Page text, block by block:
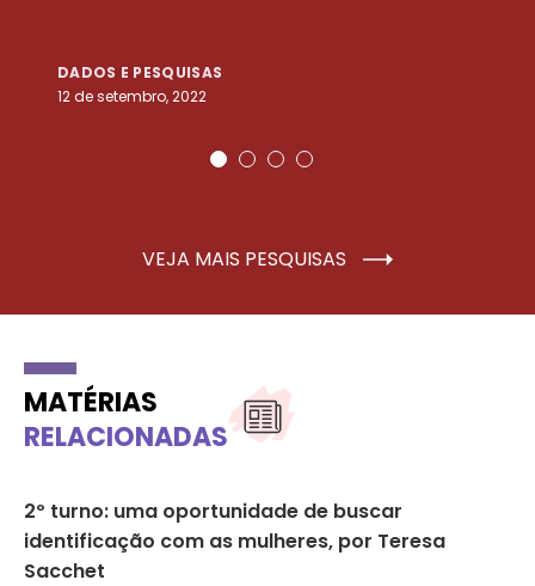
DADOS E PESQUISAS
12 de setembro, 2022
VEJA MAIS PESQUISAS
MATÉRIAS
RELACIONADAS
2º turno: uma oportunidade de buscar
identificação com as mulheres, por Teresa
Sacchet